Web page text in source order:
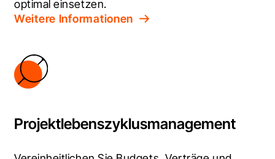
optimal einsetzen.
Weitere Informationen
Projektlebenszyklusmanagement